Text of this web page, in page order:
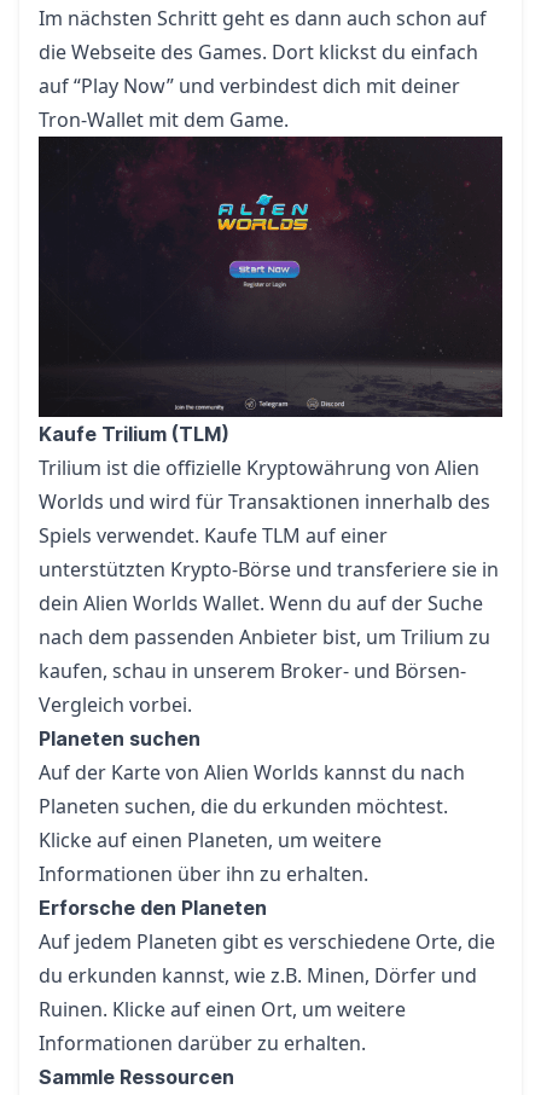
Im nächsten Schritt geht es dann auch schon auf
die Webseite des Games. Dort klickst du einfach
auf “Play Now” und verbindest dich mit deiner
Tron-Wallet mit dem Game.
Kaufe Trilium (TLM)
Trilium ist die offizielle Kryptowährung von Alien
Worlds und wird für Transaktionen innerhalb des
Spiels verwendet. Kaufe TLM auf einer
unterstützten Krypto-Börse und transferiere sie in
dein Alien Worlds Wallet. Wenn du auf der Suche
nach dem passenden Anbieter bist, um Trilium zu
kaufen, schau in unserem Broker- und Börsen-
Vergleich vorbei.
Planeten suchen
Auf der Karte von Alien Worlds kannst du nach
Planeten suchen, die du erkunden möchtest.
Klicke auf einen Planeten, um weitere
Informationen über ihn zu erhalten.
Erforsche den Planeten
Auf jedem Planeten gibt es verschiedene Orte, die
du erkunden kannst, wie z.B. Minen, Dörfer und
Ruinen. Klicke auf einen Ort, um weitere
Informationen darüber zu erhalten.
Sammle Ressourcen